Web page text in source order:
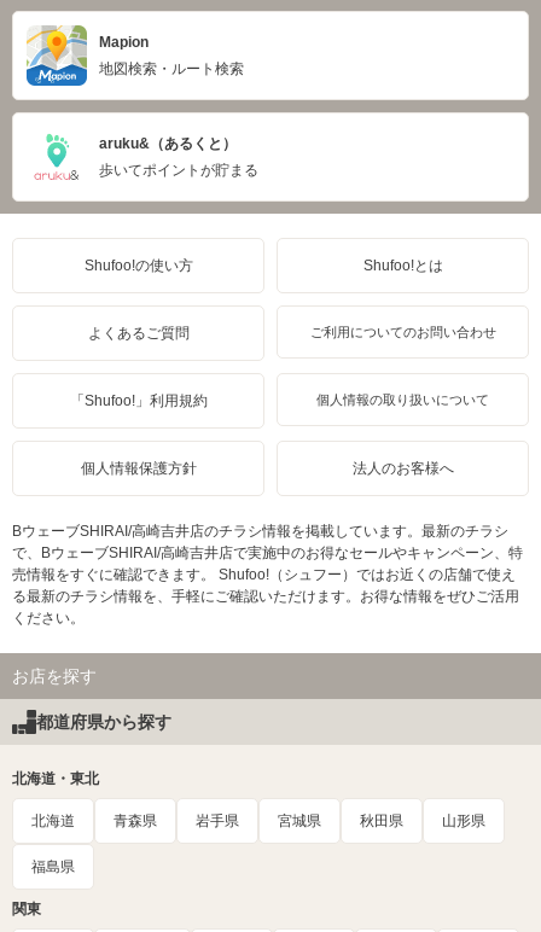
Mapion
地図検索・ルート検索
aruku&（あるくと）
歩いてポイントが貯まる
Shufoo!の使い方 Shufoo!とは
よくあるご質問 ご利用についてのお問い合わせ
「Shufoo!」利用規約 個人情報の取り扱いについて
個人情報保護方針 法人のお客様へ
BウェーブSHIRAI/高崎吉井店のチラシ情報を掲載しています。最新のチラシ
で、BウェーブSHIRAI/高崎吉井店で実施中のお得なセールやキャンペーン、特
売情報をすぐに確認できます。 Shufoo!（シュフー）ではお近くの店舗で使え
る最新のチラシ情報を、手軽にご確認いただけます。お得な情報をぜひご活用
ください。
お店を探す
都道府県から探す
北海道・東北
北海道 青森県 岩手県 宮城県 秋田県 山形県
福島県
関東